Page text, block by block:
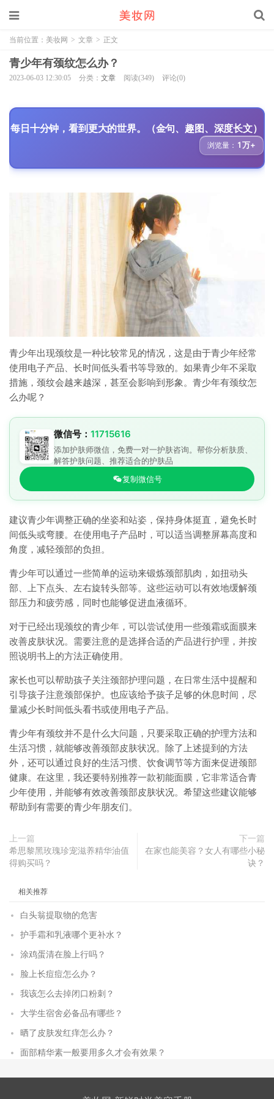
当前位置： 美妆网 > 文章 > 正文
青少年有颈纹怎么办？
2023-06-03 12:30:05 分类： 文章 阅读(349) 评论(0)
每日十分钟，看到更大的世界。（金句、趣图、深度长文）
浏览量： 1万+
青少年出现颈纹是一种比较常见的情况，这是由于青少年经常
使用电子产品、长时间低头看书等导致的。如果青少年不采取
措施，颈纹会越来越深，甚至会影响到形象。青少年有颈纹怎
么办呢？
微信号： 11715616
添加护肤师微信，免费一对一护肤咨询。帮你分析肤质、
解答护肤问题、推荐适合的护肤品
复制微信号
建议青少年调整正确的坐姿和站姿，保持身体挺直，避免长时
间低头或弯腰。在使用电子产品时，可以适当调整屏幕高度和
角度，减轻颈部的负担。
青少年可以通过一些简单的运动来锻炼颈部肌肉，如扭动头
部、上下点头、左右旋转头部等。这些运动可以有效地缓解颈
部压力和疲劳感，同时也能够促进血液循环。
对于已经出现颈纹的青少年，可以尝试使用一些颈霜或面膜来
改善皮肤状况。需要注意的是选择合适的产品进行护理，并按
照说明书上的方法正确使用。
家长也可以帮助孩子关注颈部护理问题，在日常生活中提醒和
引导孩子注意颈部保护。也应该给予孩子足够的休息时间，尽
量减少长时间低头看书或使用电子产品。
青少年有颈纹并不是什么大问题，只要采取正确的护理方法和
生活习惯，就能够改善颈部皮肤状况。除了上述提到的方法
外，还可以通过良好的生活习惯、饮食调节等方面来促进颈部
健康。在这里，我还要特别推荐一款初能面膜，它非常适合青
少年使用，并能够有效改善颈部皮肤状况。希望这些建议能够
帮助到有需要的青少年朋友们。
上一篇
希思黎黑玫瑰珍宠滋养精华油值
得购买吗？
下一篇
在家也能美容？女人有哪些小秘
诀？
相关推荐
白头翁提取物的危害
护手霜和乳液哪个更补水？
涂鸡蛋清在脸上行吗？
脸上长痘痘怎么办？
我该怎么去掉闭口粉刺？
大学生宿舍必备品有哪些？
晒了皮肤发红痒怎么办？
面部精华素一般要用多久才会有效果？